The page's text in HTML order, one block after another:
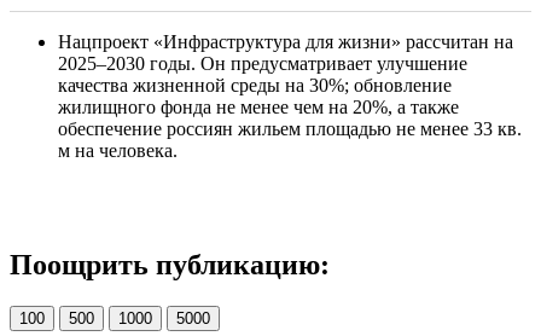
Нацпроект «Инфраструктура для жизни» рассчитан на
2025–2030 годы. Он предусматривает улучшение
качества жизненной среды на 30%; обновление
жилищного фонда не менее чем на 20%, а также
обеспечение россиян жильем площадью не менее 33 кв.
м на человека.
Поощрить публикацию:
100 500 1000 5000